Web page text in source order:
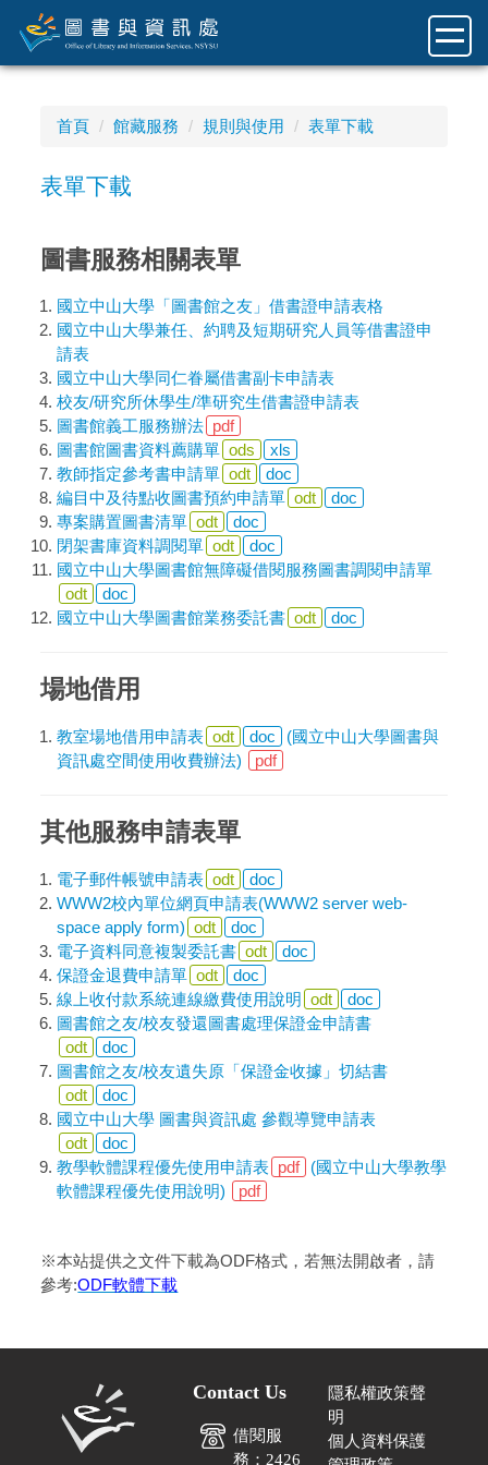
到
主
首頁 館藏服務 規則與使用 表單下載
表單下載
圖書服務相關表單
國立中山大學「圖書館之友」借書證申請表格
國立中山大學兼任、約聘及短期研究人員等借書證申
請表
國立中山大學同仁眷屬借書副卡申請表
校友/研究所休學生/準研究生借書證申請表
圖書館義工服務辦法 pdf
圖書館圖書資料薦購單 ods
xls
教師指定參考書申請單 odt
doc
編目中及待點收圖書預約申請單 odt
doc
專案購置圖書清單 odt
doc
閉架書庫資料調閱單 odt
doc
國立中山大學圖書館無障礙借閱服務圖書調閱申請單
odt
doc
國立中山大學圖書館業務委託書 odt doc
場地借用
教室場地借用申請表 odt doc
(國立中山大學圖書與
資訊處空間使用收費辦法)
pdf
其他服務申請表單
電子郵件帳號申請表 odt
doc
WWW2校內單位網頁申請表(WWW2 server web-
space apply form) odt
doc
電子資料同意複製委託書 odt
doc
保證金退費申請單 odt
doc
線上收付款系統連線繳費使用說明 odt
doc
圖書館之友/校友發還圖書處理保證金申請書
odt
doc
圖書館之友/校友遺失原「保證金收據」切結書
odt
doc
國立中山大學 圖書與資訊處 參觀導覽申請表
odt
doc
教學軟體課程優先使用申請表 pdf
(國立中山大學教學
軟體課程優先使用說明)
pdf
※本站提供之文件下載為ODF格式，若無法開啟者，請
參考:ODF軟體下載
Contact Us
借閱服
務：2426
隱私權政策聲
明
個人資料保護